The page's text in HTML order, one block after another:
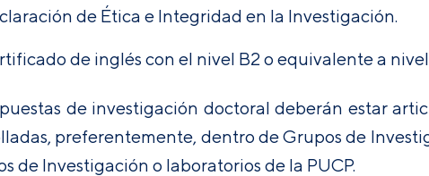
de Ética e Integridad en la Investigación.
de inglés con el nivel B2 o equivalente a
de investigación doctoral deberán estar
preferentemente, dentro de Grupos de
de Investigación o laboratorios de la PUCP.